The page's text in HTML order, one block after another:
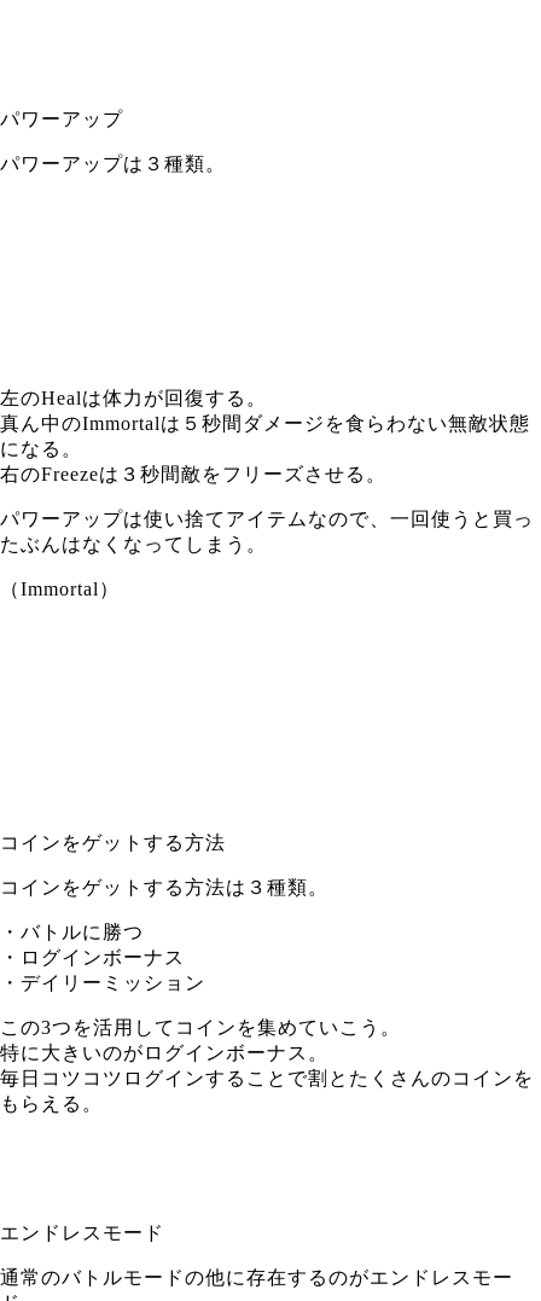
パワーアップ
パワーアップは３種類。
左のHealは体力が回復する。
真ん中のImmortalは５秒間ダメージを食らわない無敵状態
になる。
右のFreezeは３秒間敵をフリーズさせる。
パワーアップは使い捨てアイテムなので、一回使うと買っ
たぶんはなくなってしまう。
（Immortal）
コインをゲットする方法
コインをゲットする方法は３種類。
・バトルに勝つ
・ログインボーナス
・デイリーミッション
この3つを活用してコインを集めていこう。
特に大きいのがログインボーナス。
毎日コツコツログインすることで割とたくさんのコインを
もらえる。
エンドレスモード
通常のバトルモードの他に存在するのがエンドレスモー